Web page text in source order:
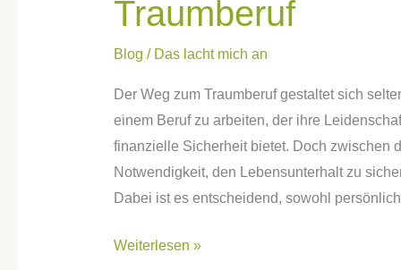
Traumberuf
Blog / Das lacht mich an
Der Weg zum Traumberuf gestaltet sich
einem Beruf zu arbeiten, der ihre
finanzielle Sicherheit bietet. Doch zwischen
Notwendigkeit, den Lebensunterhalt zu
Dabei ist es entscheidend, sowohl
Weiterlesen »